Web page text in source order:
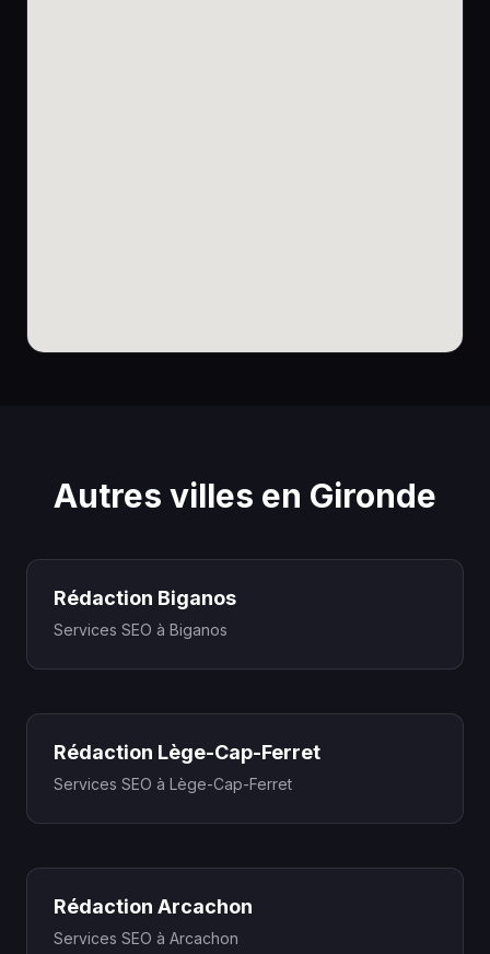
Autres villes en Gironde
Rédaction Biganos
Services SEO à Biganos
Rédaction Lège-Cap-Ferret
Services SEO à Lège-Cap-Ferret
Rédaction Arcachon
Services SEO à Arcachon